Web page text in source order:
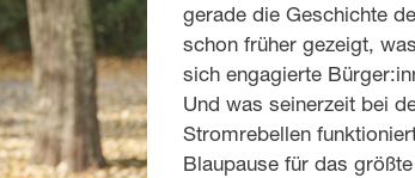
gerade die Geschichte
schon früher gezeigt,
sich engagierte
Und was seinerzeit bei
Stromrebellen
Blaupause für das